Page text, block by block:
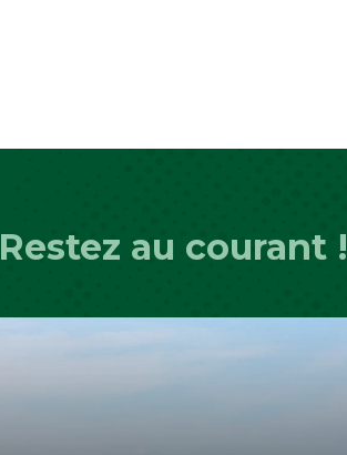
Restez au courant !